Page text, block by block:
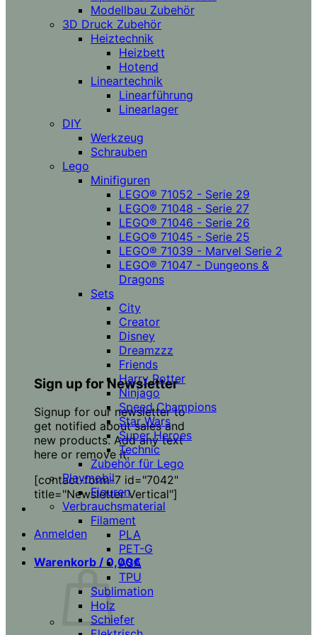
Sign up for Newsletter
Signup for our newsletter to
get notified about sales and
new products. Add any text
here or remove it.
[contact-form-7 id="7042"
title="Newsletter Vertical"]
Anmelden
Warenkorb / 0,00€
Modellbau Zubehör
3D Druck Zubehör
Heiztechnik
Heizbett
Hotend
Lineartechnik
Linearführung
Linearlager
DIY
Werkzeug
Schrauben
Lego
Minifiguren
LEGO® 71052 - Serie 29
LEGO® 71048 - Serie 27
LEGO® 71046 - Serie 26
LEGO® 71045 - Serie 25
LEGO® 71039 - Marvel Serie 2
LEGO® 71047 - Dungeons &
Dragons
Sets
City
Creator
Disney
Dreamzzz
Friends
Harry Potter
Ninjago
Speed Champions
Star Wars
Super Heroes
Technic
Zubehör für Lego
Playmobil
Figuren
Verbrauchsmaterial
Filament
PLA
PET-G
ASA
TPU
Sublimation
Holz
Schiefer